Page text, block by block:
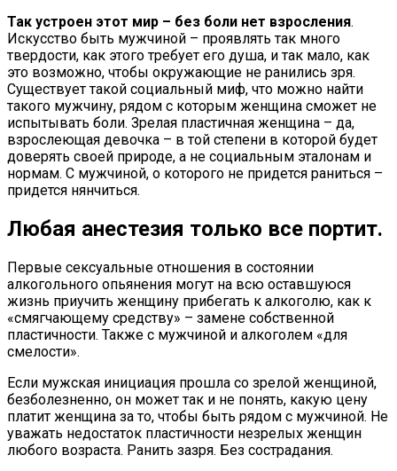
Так устроен этот мир – без боли нет взросления.
Искусство быть мужчиной – проявлять так много
твердости, как этого требует его душа, и так мало, как
это возможно, чтобы окружающие не ранились зря.
Существует такой социальный миф, что можно найти
такого мужчину, рядом с которым женщина сможет не
испытывать боли. Зрелая пластичная женщина – да,
взрослеющая девочка – в той степени в которой будет
доверять своей природе, а не социальным эталонам и
нормам. С мужчиной, о которого не придется раниться –
придется нянчиться.
Любая анестезия только все портит.
Первые сексуальные отношения в состоянии
алкогольного опьянения могут на всю оставшуюся
жизнь приучить женщину прибегать к алкоголю, как к
«смягчающему средству» – замене собственной
пластичности. Также с мужчиной и алкоголем «для
смелости».
Если мужская инициация прошла со зрелой женщиной,
безболезненно, он может так и не понять, какую цену
платит женщина за то, чтобы быть рядом с мужчиной. Не
уважать недостаток пластичности незрелых женщин
любого возраста. Ранить зазря. Без сострадания.